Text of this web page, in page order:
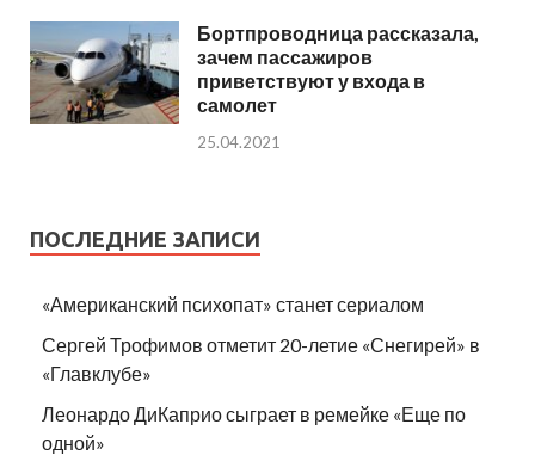
Бортпроводница рассказала,
зачем пассажиров
приветствуют у входа в
самолет
25.04.2021
ПОСЛЕДНИЕ ЗАПИСИ
«Американский психопат» станет сериалом
Сергей Трофимов отметит 20-летие «Снегирей» в
«Главклубе»
Леонардо ДиКаприо сыграет в ремейке «Еще по
одной»